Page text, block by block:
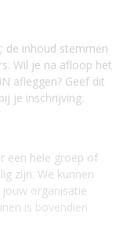
de inhoud stemmen
Wil je na afloop het
afleggen? Geef dit
je inschrijving.
een hele groep of
zijn. We kunnen
organisatie
is bovendien